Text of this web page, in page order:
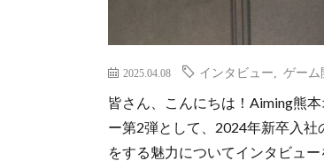
2025.04.08 インタビュー ゲーム
皆さん、こんにちは！Aiming熊
ー第2弾として、2024年新卒入
をする魅力についてインタビュ